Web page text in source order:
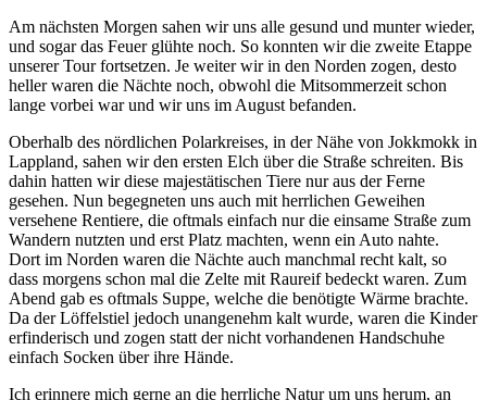
Am nächsten Morgen sahen wir uns alle gesund und munter wieder,
und sogar das Feuer glühte noch. So konnten wir die zweite Etappe
unserer Tour fortsetzen. Je weiter wir in den Norden zogen, desto
heller waren die Nächte noch, obwohl die Mitsommerzeit schon
lange vorbei war und wir uns im August befanden.
Oberhalb des nördlichen Polarkreises, in der Nähe von Jokkmokk in
Lappland, sahen wir den ersten Elch über die Straße schreiten. Bis
dahin hatten wir diese majestätischen Tiere nur aus der Ferne
gesehen. Nun begegneten uns auch mit herrlichen Geweihen
versehene Rentiere, die oftmals einfach nur die einsame Straße zum
Wandern nutzten und erst Platz machten, wenn ein Auto nahte.
Dort im Norden waren die Nächte auch manchmal recht kalt, so
dass morgens schon mal die Zelte mit Raureif bedeckt waren. Zum
Abend gab es oftmals Suppe, welche die benötigte Wärme brachte.
Da der Löffelstiel jedoch unangenehm kalt wurde, waren die Kinder
erfinderisch und zogen statt der nicht vorhandenen Handschuhe
einfach Socken über ihre Hände.
Ich erinnere mich gerne an die herrliche Natur um uns herum, an